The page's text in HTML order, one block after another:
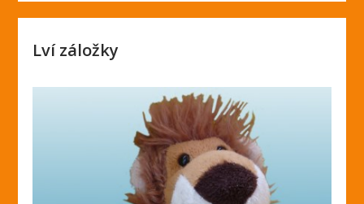
Lví záložky